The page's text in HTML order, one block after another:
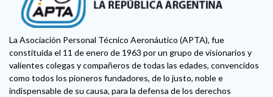
La Asociación Personal Técnico Aeronáutico (APTA), fue
constituida el 11 de enero de 1963 por un grupo de visionarios y
valientes colegas y compañeros de todas las edades, convencidos
como todos los pioneros fundadores, de lo justo, noble e
indispensable de su causa, para la defensa de los derechos